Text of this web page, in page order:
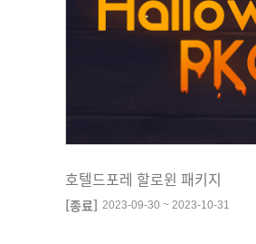
호텔드포레 할로윈 패키지
[종료] 2023-09-30 ~ 2023-10-31